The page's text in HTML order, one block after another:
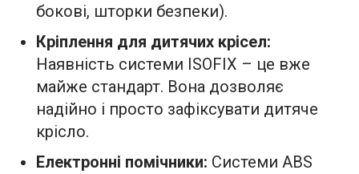
бокові, шторки безпеки).
Кріплення для дитячих крісел:
Наявність системи ISOFIX – це вже
майже стандарт. Вона дозволяє
надійно і просто зафіксувати дитяче
крісло.
Електронні помічники: Системи ABS